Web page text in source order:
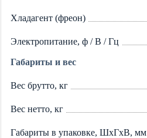
Хладагент (фреон)
Электропитание, ф / В / Гц
Габариты и вес
Вес брутто, кг
Вес нетто, кг
Габариты в упаковке, ШхГхВ, мм